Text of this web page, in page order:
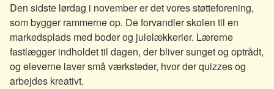
Den sidste lørdag i november er det vores støtteforening,
som bygger rammerne op. De forvandler skolen til en
markedsplads med boder og julelækkerier. Lærerne
fastlægger indholdet til dagen, der bliver sunget og optrådt,
og eleverne laver små værksteder, hvor der quizzes og
arbejdes kreativt.